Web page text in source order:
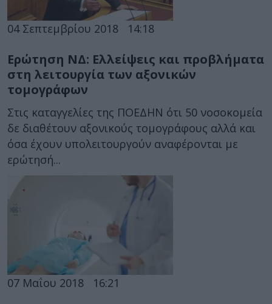
04 Σεπτεμβρίου 2018 14:18
Ερώτηση ΝΔ: Ελλείψεις και προβλήματα
στη λειτουργία των αξονικών
τομογράφων
Στις καταγγελίες της ΠΟΕΔΗΝ ότι 50 νοσοκομεία
δε διαθέτουν αξονικούς τομογράφους αλλά και
όσα έχουν υπολειτουργούν αναφέρονται με
ερώτησή...
07 Μαΐου 2018 16:21